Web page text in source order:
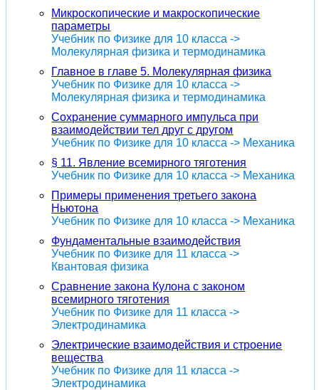
Микроскопические и макроскопические
параметры
Учебник по Физике для 10 класса ->
Молекулярная физика и термодинамика
Главное в главе 5. Молекулярная физика
Учебник по Физике для 10 класса ->
Молекулярная физика и термодинамика
Сохранение суммарного импульса при
взаимодействии тел друг с другом
Учебник по Физике для 10 класса -> Механика
§ 11. Явление всемирного тяготения
Учебник по Физике для 10 класса -> Механика
Примеры применения третьего закона
Ньютона
Учебник по Физике для 10 класса -> Механика
Фундаментальные взаимодействия
Учебник по Физике для 11 класса ->
Квантовая физика
Сравнение закона Кулона с законом
всемирного тяготения
Учебник по Физике для 11 класса ->
Электродинамика
Электрические взаимодействия и строение
вещества
Учебник по Физике для 11 класса ->
Электродинамика